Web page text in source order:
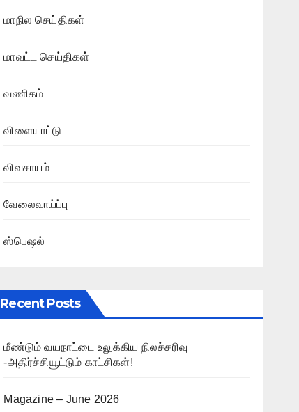
மாநில செய்திகள்
மாவட்ட செய்திகள்
வணிகம்
விளையாட்டு
விவசாயம்
வேலைவாய்ப்பு
ஸ்பெஷல்
Recent Posts
மீண்டும் வயநாட்டை உலுக்கிய நிலச்சரிவு
-அதிர்ச்சியூட்டும் காட்சிகள்!
Magazine – June 2026